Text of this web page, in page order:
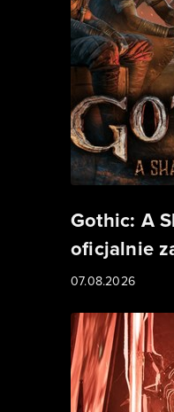
Gothic: A
oficjalnie
07.08.2026